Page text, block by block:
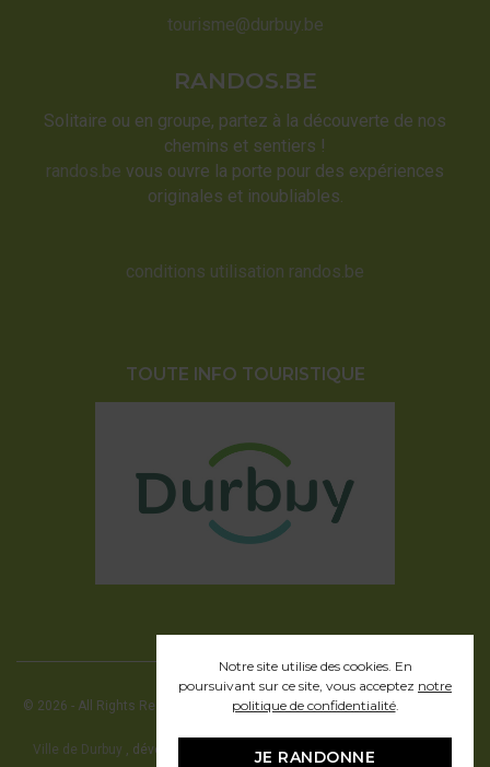
tourisme@durbuy.be
RANDOS.BE
Solitaire ou en groupe, partez à la découverte de nos
chemins et sentiers !
randos.be vous ouvre la porte pour des expériences
originales et inoubliables.
conditions utilisation randos.be
TOUTE INFO TOURISTIQUE
© 2026 - All Rights Reserved - Office communal du Tourisme de la ville de
Ville de Durbuy , développement web en partenariat avec Pragmacom -
Notre site utilise des cookies. En
poursuivant sur ce site, vous acceptez notre
politique de confidentialité.
JE RANDONNE